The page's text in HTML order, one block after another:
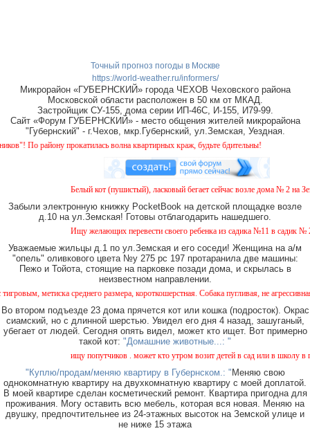
Точный прогноз погоды в Москве
https://world-weather.ru/informers/
Микрорайон «ГУБЕРНСКИЙ» города ЧЕХОВ Чеховского района
Московской области расположен в 50 км от МКАД.
Застройщик СУ-155, дома серии ИП-46С, И-155, И79-99.
Сайт «Форум ГУБЕРНСКИЙ» - место общения жителей микрорайона
"Губернский" - г.Чехов, мкр.Губернский, ул.Земская, Уездная.
прокатилась волна квартирных краж, будьте бдительны!
Белый кот (пушистый), ласковый бегает сейчас возле дома № 2 на
Забыли электронную книжку PocketBook на детской площадке возле
д.10 на ул.Земская! Готовы отблагодарить нашедшего.
Ищу желающих перевести своего ребенка из садика №11 в садик № 26.
Уважаемые жильцы д.1 по ул.Земская и его соседи! Женщина на а/м
"опель" оливкового цвета №у 275 рс 197 протаранила две машины:
Пежо и Тойота, стоящие на парковке позади дома, и скрылась в
неизвестном направлении.
среднего размера, короткошерстная. Собака пугливая, не агрессивная. Кто
Во втором подъезде 23 дома прячется кот или кошка (подросток). Окрас
сиамский, но с длинной шерстью. Увидел его дня 4 назад, зашуганый,
убегает от людей. Сегодня опять видел, может кто ищет. Вот примерно
такой кот: "Домашние животные...: "
ищу попутчиков . может кто утром возит детей в сад или в школу в
"Куплю/продам/меняю квартиру в Губернском.: " Меняю свою
однокомнатную квартиру на двухкомнатную квартиру с моей доплатой.
В моей квартире сделан косметический ремонт. Квартира пригодна для
проживания. Могу оставить всю мебель, которая вся новая. Меняю на
двушку, предпочтительнее из 24-этажных высоток на Земской улице и
не ниже 15 этажа